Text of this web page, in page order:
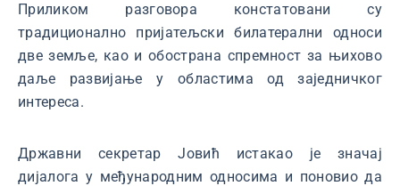
Приликом разговора констатовани су
традиционално пријатељски билатерални односи
две земље, као и обострана спремност за њихово
даље развијање у областима од заједничког
интереса.
Државни секретар Јовић истакао је значај
дијалога у међународним односима и поновио да